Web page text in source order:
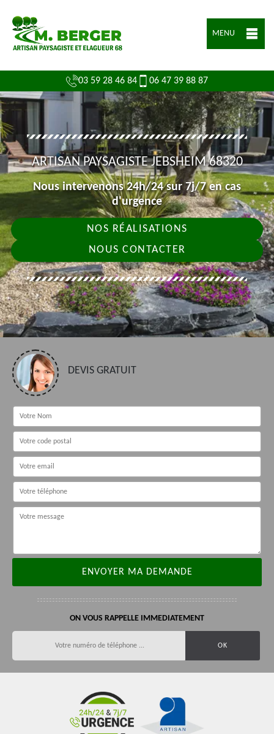
MENU
03 59 28 46 84 06 47 39 88 87
ARTISAN PAYSAGISTE JEBSHEIM 68320
Nous intervenons 24h/24 sur 7j/7 en cas
d'urgence
NOS RÉALISATIONS
NOUS CONTACTER
DEVIS GRATUIT
ON VOUS RAPPELLE IMMEDIATEMENT